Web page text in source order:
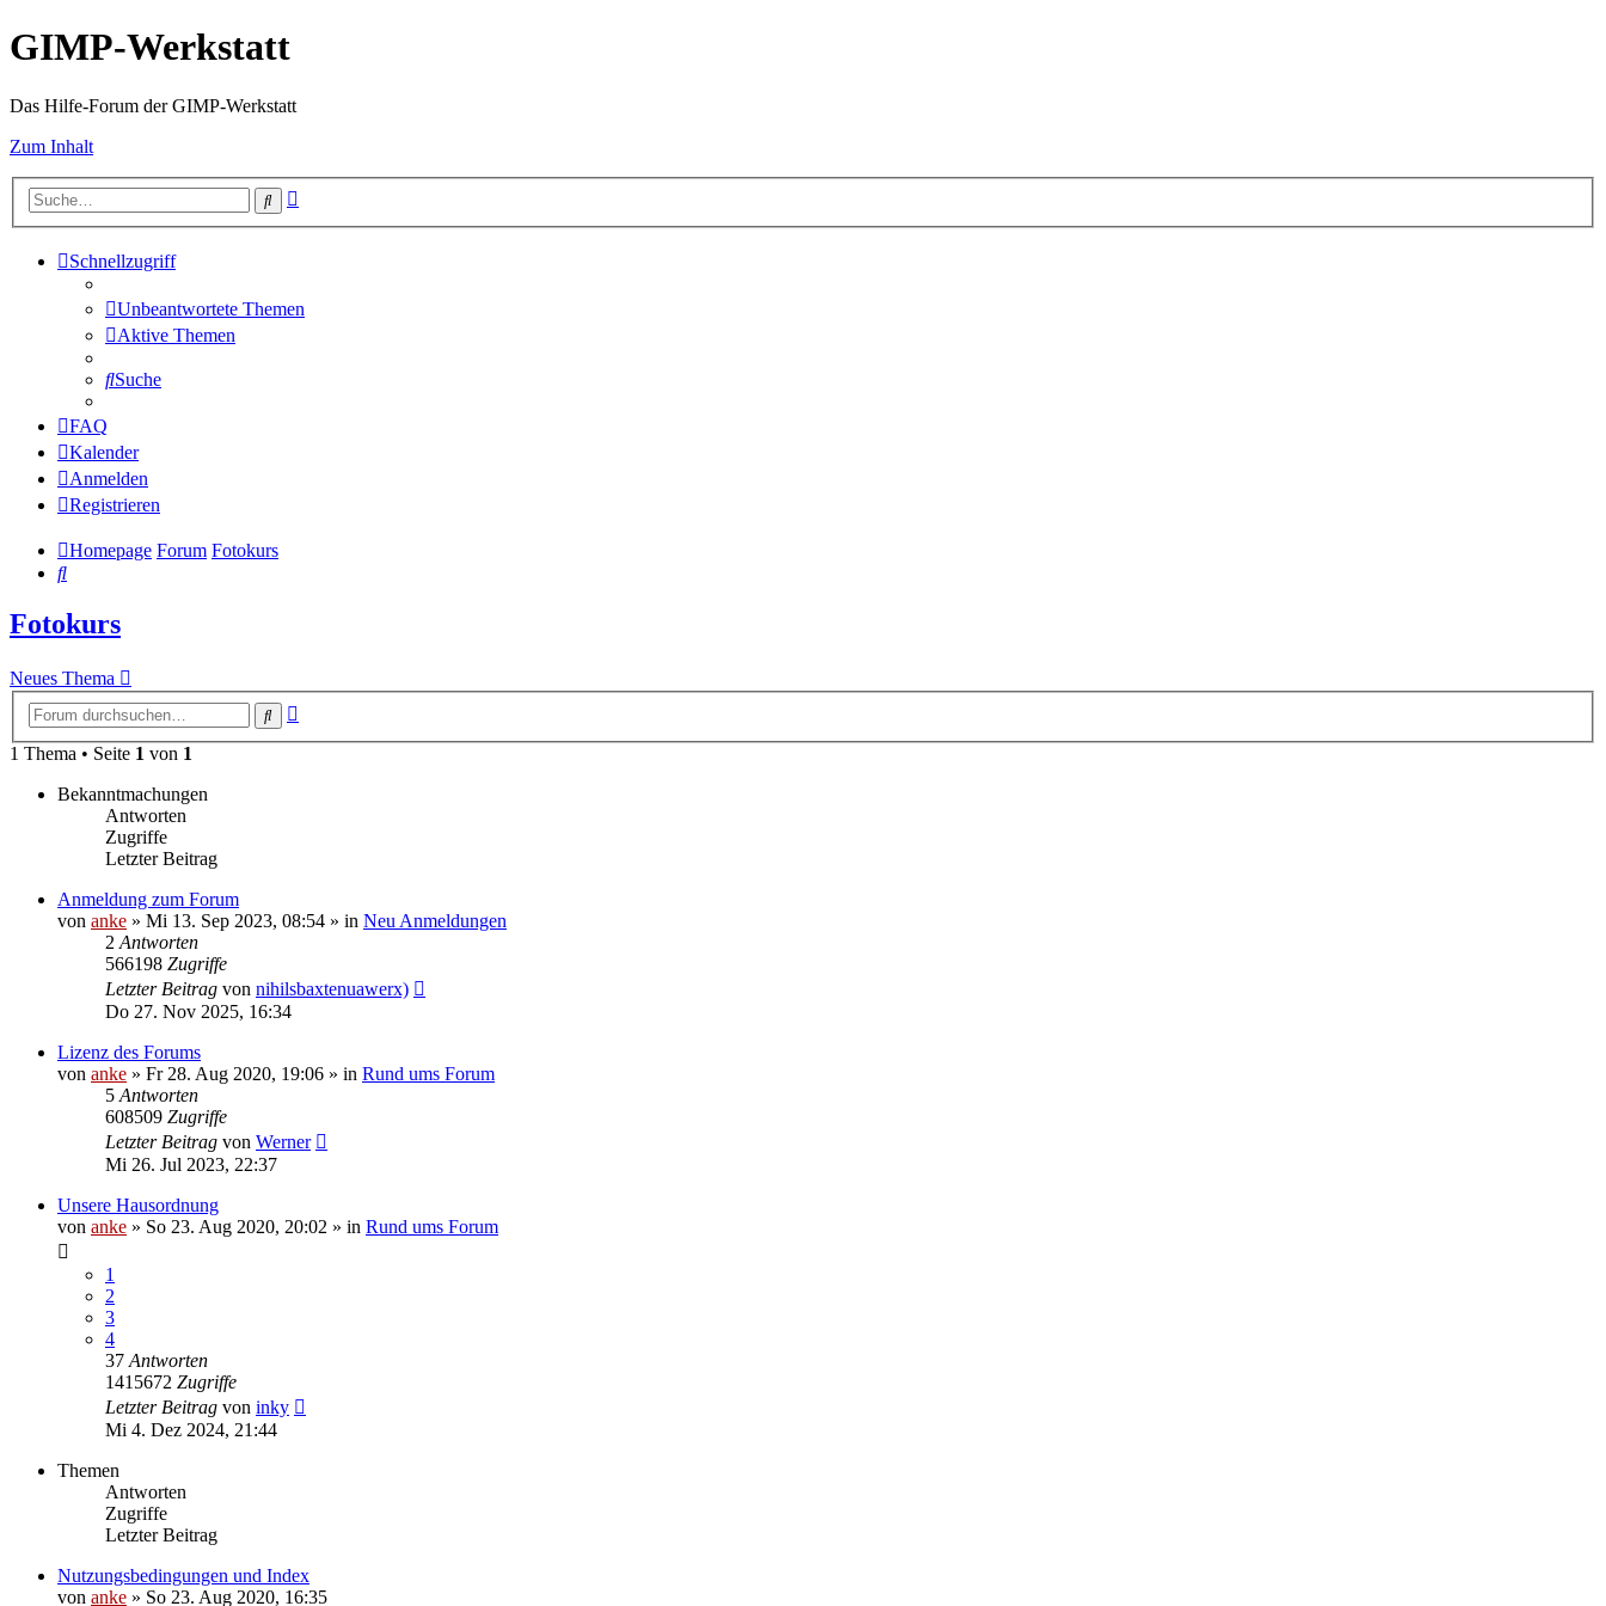
GIMP-Werkstatt
Das Hilfe-Forum der GIMP-Werkstatt
Zum Inhalt
Suche
Schnellzugriff
Unbeantwortete Themen
Aktive Themen
Suche
FAQ
Kalender
Anmelden
Registrieren
Homepage Forum Fotokurs
Suche
Fotokurs
Neues Thema
Suche
1 Thema • Seite 1 von 1
Bekanntmachungen
Antworten
Zugriffe
Letzter Beitrag
Anmeldung zum Forum
von anke » Mi 13. Sep 2023, 08:54 » in Neu Anmeldungen
2 Antworten
566198 Zugriffe
Letzter Beitrag von nihilsbaxtenuawerx)
Do 27. Nov 2025, 16:34
Lizenz des Forums
von anke » Fr 28. Aug 2020, 19:06 » in Rund ums Forum
5 Antworten
608509 Zugriffe
Letzter Beitrag von Werner
Mi 26. Jul 2023, 22:37
Unsere Hausordnung
von anke » So 23. Aug 2020, 20:02 » in Rund ums Forum
1
2
3
4
37 Antworten
1415672 Zugriffe
Letzter Beitrag von inky
Mi 4. Dez 2024, 21:44
Themen
Antworten
Zugriffe
Letzter Beitrag
Nutzungsbedingungen und Index
von anke » So 23. Aug 2020, 16:35